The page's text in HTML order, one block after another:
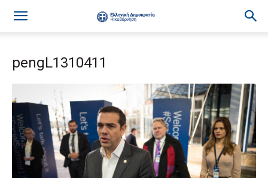
pengL1310411